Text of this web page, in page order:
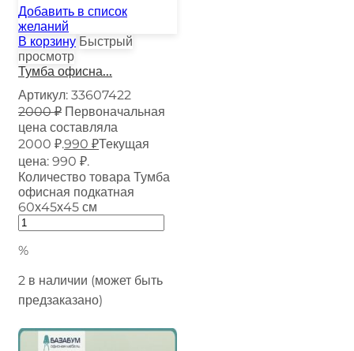
Добавить в список
желаний
В корзину Быстрый
просмотр
Тумба офисна...
Артикул: 33607422
2000₽ Первоначальная
цена составляла
2000 ₽.990 ₽Текущая
цена: 990 ₽.
Количество товара Тумба
офисная подкатная
60х45х45 см
%
2 в наличии (может быть
предзаказано)